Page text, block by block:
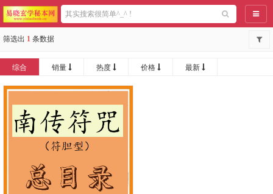
导航
筛选出 1 条数据
综合 销量 热度 价格 最新